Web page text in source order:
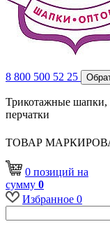
8 800 500 52 25
Трикотажные шапки,
перчатки
ТОВАР
0 позиций на
сумму 0
Избранное 0